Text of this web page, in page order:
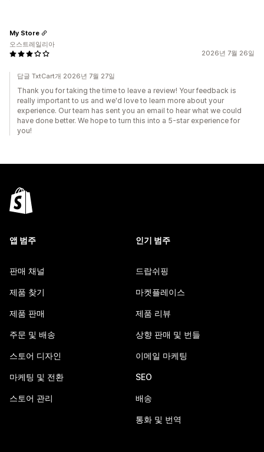
2026년 7월 26일
My Store
오스트레일리아
답글 TxtCart개 2026년 7월 27일
Thank you for taking the time to leave a review! Your feedback is
really important to us and we'd love to learn more about your
experience. Our team has sent you an email to hear what we could
have done better. We hope to turn this into a 5-star experience for
you!
앱 범주
판매 채널
제품 찾기
제품 판매
주문 및 배송
스토어 디자인
마케팅 및 전환
스토어 관리
인기 범주
드랍쉬핑
마켓플레이스
제품 리뷰
상향 판매 및 번들
이메일 마케팅
SEO
배송
통화 및 번역